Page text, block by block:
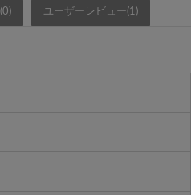
ユーザーレビュー(1)